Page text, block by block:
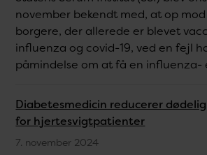
november bekendt med, at op
borgere, der allerede er blevet
influenza og covid-19, ved en fejl
påmindelse om at få en influenza-
Diabetesmedicin reducerer
for hjertesvigtpatienter
7. november 2024